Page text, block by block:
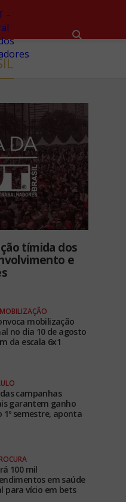
tímida dos
e
mobilização
no dia 10 de agosto
da escala 6x1
campanhas
garantem ganho
1º semestre, aponta
100 mil
em saúde
para vício em bets